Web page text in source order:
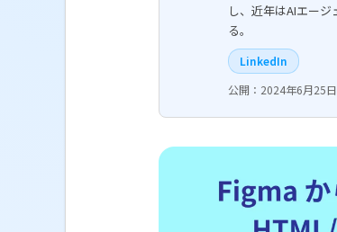
し、近年はAIエー
る。
LinkedIn
公開：2024年6月25日